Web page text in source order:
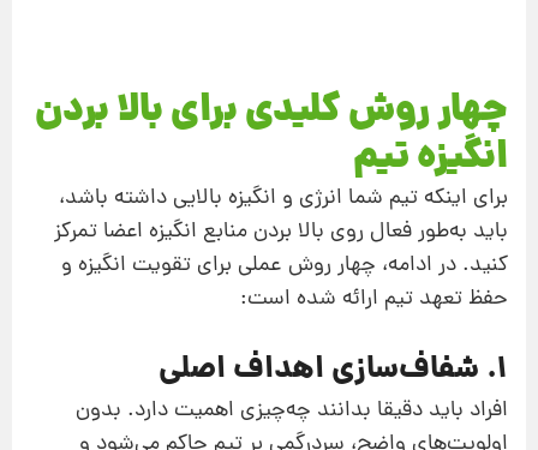
چهار روش کلیدی برای بالا بردن
انگیزه تیم
برای اینکه تیم شما انرژی و انگیزه بالایی داشته باشد،
باید به‌طور فعال روی بالا بردن منابع انگیزه اعضا تمرکز
کنید. در ادامه، چهار روش عملی برای تقویت انگیزه و
حفظ تعهد تیم ارائه شده است:
1. شفاف‌سازی اهداف اصلی
افراد باید دقیقا بدانند چه‌چیزی اهمیت دارد. بدون